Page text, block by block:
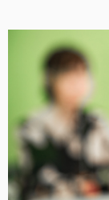
China
Finland
France
Germany